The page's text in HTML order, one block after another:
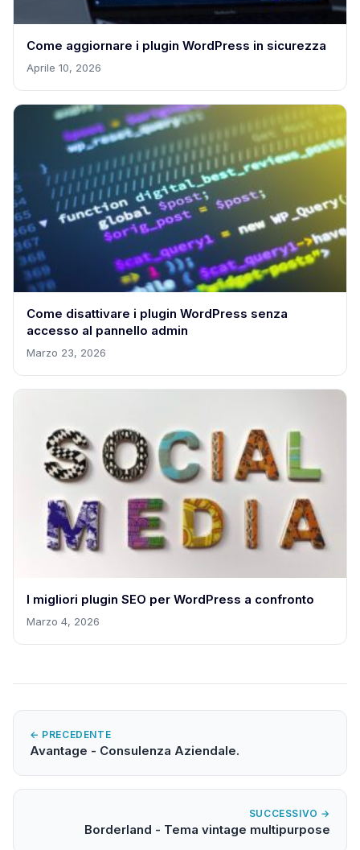
Come aggiornare i plugin WordPress in sicurezza
Aprile 10, 2026
Come disattivare i plugin WordPress senza
accesso al pannello admin
Marzo 23, 2026
I migliori plugin SEO per WordPress a confronto
Marzo 4, 2026
← PRECEDENTE
Avantage - Consulenza Aziendale.
SUCCESSIVO →
Borderland - Tema vintage multipurpose